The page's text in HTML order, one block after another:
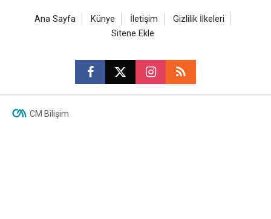
Ana Sayfa Künye İletişim
Gizlilik İlkeleri
Sitene Ekle
CM Bilişim